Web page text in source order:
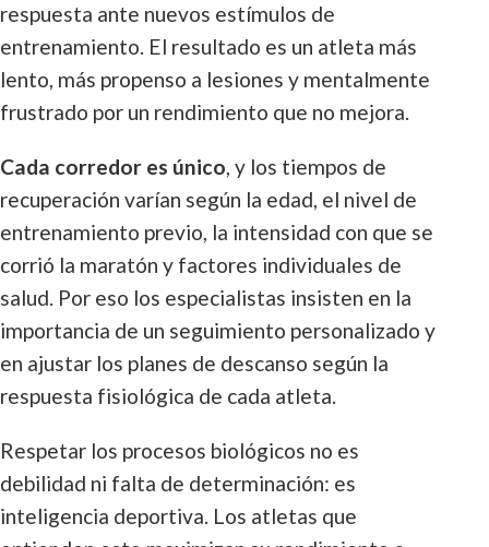
respuesta ante nuevos estímulos de
entrenamiento. El resultado es un atleta más
lento, más propenso a lesiones y mentalmente
frustrado por un rendimiento que no mejora.
Cada corredor es único, y los tiempos de
recuperación varían según la edad, el nivel de
entrenamiento previo, la intensidad con que se
corrió la maratón y factores individuales de
salud. Por eso los especialistas insisten en la
importancia de un seguimiento personalizado y
en ajustar los planes de descanso según la
respuesta fisiológica de cada atleta.
Respetar los procesos biológicos no es
debilidad ni falta de determinación: es
inteligencia deportiva. Los atletas que